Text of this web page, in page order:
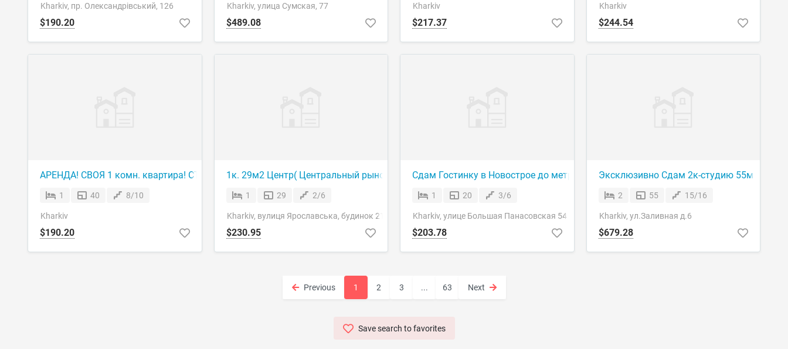
Kharkiv, пр. Олександрівський, 126
$190.20
Kharkiv, улица Сумская, 77
$489.08
Kharkiv
$217.37
Kharkiv
$244.54
АРЕНДА! СВОЯ 1 комн. квартира! СТИЛЬНИЙ РЕМОНТ, САЛТОВКА, розумний ТОРГ!
1 40 8/10
Kharkiv
$190.20
1к. 29м2 Центр( Центральный рынок, ЮЖД, ЖК Ярославский) 124723
1 29 2/6
Kharkiv, вулиця Ярославська, будинок 21
$230.95
Сдам Гостинку в Новострое до метро Центральный Рынок 5 минут
1 20 3/6
Kharkiv, улице Большая Панасовская 54
$203.78
Эксклюзивно Cдам 2к-студию 55м в ЖК
2 55 15/16
Kharkiv, ул.Заливная д.6
$679.28
Previous 1 2 3 ... 63 Next
Save search to favorites